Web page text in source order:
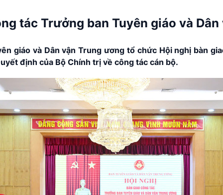
tác Trưởng ban Tuyên giáo và
giáo và Dân vận Trung ương tổ chức Hội nghị bàn
định của Bộ Chính trị về công tác cán bộ.